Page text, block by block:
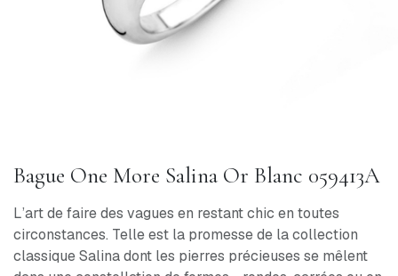
Bague One More Salina Or Blanc 059413A
L’art de faire des vagues en restant chic en toutes
circonstances. Telle est la promesse de la collection
classique Salina dont les pierres précieuses se mêlent